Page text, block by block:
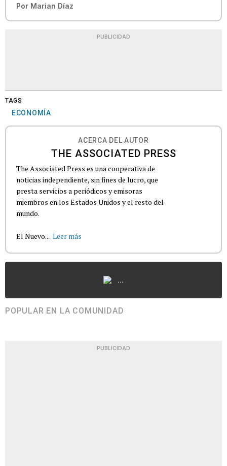
Por Marian Díaz
PUBLICIDAD
TAGS
ECONOMÍA
ACERCA DEL AUTOR
THE ASSOCIATED PRESS
The Associated Press es una cooperativa de
noticias independiente, sin fines de lucro, que
presta servicios a periódicos y emisoras
miembros en los Estados Unidos y el resto del
mundo.
El Nuevo... Leer más
...
POPULAR EN LA COMUNIDAD
PUBLICIDAD